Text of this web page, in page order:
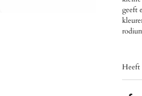
geeft
Heeft